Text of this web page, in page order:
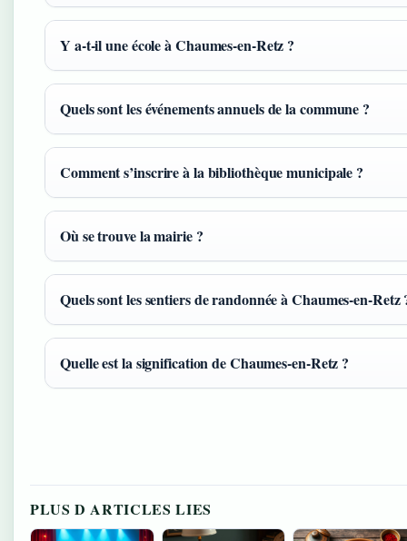
Y a-t-il une école à Chaumes-en-Retz ?
Quels sont les événements annuels de la commune ?
Comment s’inscrire à la bibliothèque municipale ?
Où se trouve la mairie ?
Quels sont les sentiers de randonnée à Chaumes-en-Retz
Quelle est la signification de Chaumes-en-Retz ?
PLUS D ARTICLES LIES